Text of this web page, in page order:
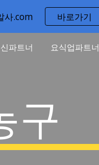
Skip to navigation
사.com 바로가기
파트너 요식업파트너
구